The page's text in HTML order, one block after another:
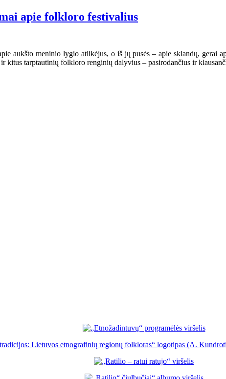
apie folkloro festivalius
aukšto meninio lygio atlikėjus, o iš jų pusės – apie sklandų,
kitus tarptautinių folkloro renginių dalyvius – pasirodančius ir